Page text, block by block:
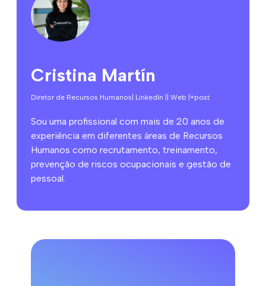
Cristina Martín
Diretor de Recursos Humanos| LinkedIn || Web |+post
Sou uma profissional com mais de 20 anos de
experiência em diferentes áreas de Recursos
Humanos como recrutamento, treinamento,
prevenção de riscos ocupacionais e gestão de
pessoal.